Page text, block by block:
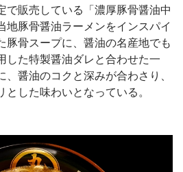
で販売している「濃厚豚骨醤油中
地豚骨醤油ラーメンをインスパイ
豚骨スープに、醤油の名産地でも
した特製醤油ダレと合わせた一
醤油のコクと深みが合わさり、
した味わいとなっている。